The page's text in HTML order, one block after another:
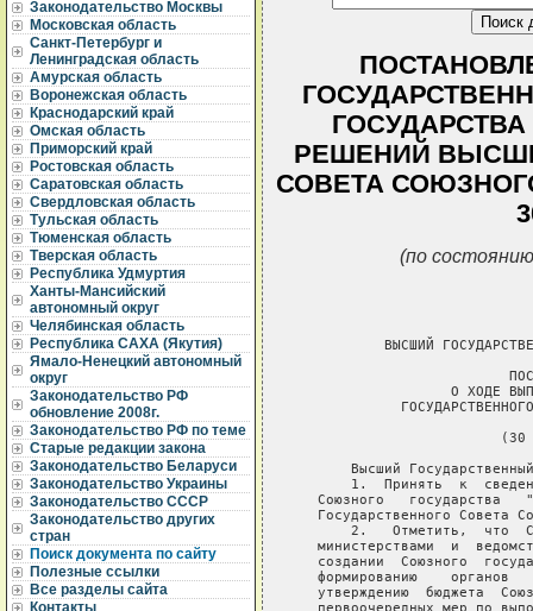
Законодательство Москвы
Московская область
Санкт-Петербург и
Ленинградская область
Амурская область
Воронежская область
Краснодарский край
Омская область
Приморский край
Ростовская область
Саратовская область
Свердловская область
Тульская область
Тюменская область
Тверская область
Республика Удмуртия
Ханты-Мансийский
автономный округ
Челябинская область
Республика САХА (Якутия)
Ямало-Ненецкий автономный
округ
Законодательство РФ
обновление 2008г.
Законодательство РФ по теме
Старые редакции закона
Законодательство Беларуси
Законодательство Украины
Законодательство СССР
Законодательство других
стран
Поиск документа по сайту
Полезные ссылки
Все разделы сайта
Контакты
РЕШЕНИЙ
СОВЕТА
(по
ВЫСШИЙ
О ХОДЕ
(30
Высший
1.  Принять  к
Союзного   государства
Государственного Совета
2.   Отметить,  что
министерствами  и
создании  Союзного
формированию    органов
утверждению  бюджета
первоочередных мер по